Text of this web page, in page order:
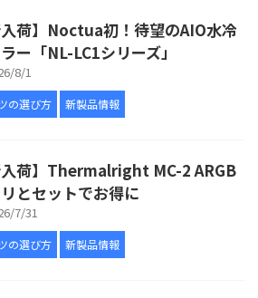
入荷】Noctua初！待望のAIO水冷
ー「NL-LC1シリーズ」
8/1
の選び方 新製品情報
入荷】Thermalright MC-2 ARGB
とセットでお得に
7/31
の選び方 新製品情報